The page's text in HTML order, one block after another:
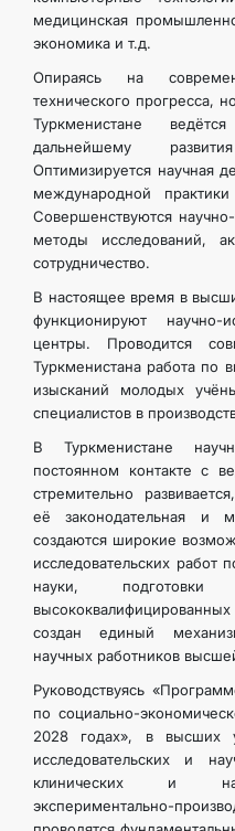
медицинская
экономика и т.д.
Опираясь на
технического прогресса,
Туркменистане
дальнейшему
Оптимизируется научная
международной
Совершенствуются
методы исследований,
сотрудничество.
В настоящее время в
функционируют научно-
центры. Проводится
Туркменистана работа по
изысканий молодых
специалистов в
В Туркменистане
постоянном контакте с
стремительно
её законодательная и
создаются широкие
исследовательских работ
науки,
создан единый
научных работников
Руководствуясь
по социально-
2028 годах», в высших
исследовательских и
клинических и
экспериментально-